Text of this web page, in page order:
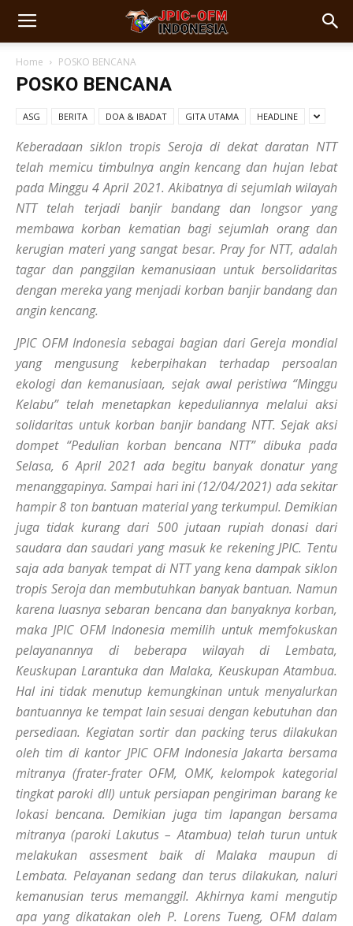
Home POSKO BENCANA
POSKO BENCANA
ASG BERITA DOA & IBADAT GITA UTAMA HEADLINE
Keberadaan siklon tropis Seroja di dekat daratan NTT
telah memicu timbulnya angin kencang dan hujan lebat
pada Minggu 4 April 2021. Akibatnya di sejumlah wilayah
NTT telah terjadi banjir bandang dan longsor yang
membawa korban kematian bagi sejumlah orang dan
kerugian materi yang sangat besar.Pray for NTT, adalah
tagar dan panggilan kemanusiaan untuk bersolidaritas
dengan mereka yang menjadi korban banjir bandang dan
angin kencang.
JPIC OFM Indonesia sebagai bagian dari Gereja mondial
yang mengusung keberpihakan terhadap persoalan
ekologi dan kemanusiaan, sejak awal peristiwa “Minggu
Kelabu” telah menetapkan kepeduliannya melalui aksi
solidaritas untuk korban banjir bandang NTT. Sejak aksi
dompet “Pedulian korban bencana NTT” dibuka pada
Selasa, 6 April 2021 ada begitu banyak donatur yang
menanggapinya. Sampai hari ini (12/04/2021) ada sekitar
hampir 8 ton bantuan material yang terkumpul. Demikian
juga tidak kurang dari 500 jutaan rupiah donasi dari
saudara dan saudari yang masuk ke rekening JPIC. Tentu
saja ada banyak tempat di NTT yang kena dampak siklon
tropis Seroja dan membutuhkan banyak bantuan. Namun
karena luasnya sebaran bencana dan banyaknya korban,
maka JPIC OFM Indonesia memilih untuk memfokuskan
pelayanannya di beberapa wilayah di Lembata,
Keuskupan Larantuka dan Malaka, Keuskupan Atambua.
Hal ini tidak menutup kemungkinan untuk menyalurkan
bantuannya ke tempat lain sesuai dengan kebutuhan dan
persediaan. Kegiatan sortir dan packingterus dilakukan
oleh tim di kantor JPIC OFM Indonesia Jakarta bersama
mitranya (frater-frater OFM, OMK, kelompok kategorial
tingkat paroki dll) untuk persiapan pengiriman barang ke
lokasi bencana. Demikian juga tim lapangan bersama
mitranya (paroki Lakutus – Atambua) telah turun untuk
melakukan assesment baik di Malaka maupun di
Lembata. Pelayanan sedang dan terus dilakukan, naluri
kemanusian terus memanggil. Akhirnya kami mengutip
apa yang dikatakan oleh P. Lorens Tueng, OFM dalam